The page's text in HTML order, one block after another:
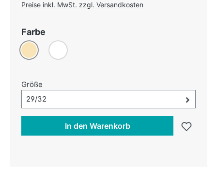
Preise inkl. MwSt. zzgl. Versandkosten
Farbe
Beige Weiß
Größe
Größe-Auswahl öffnen, aktuell ausgewählt:
29/32
In den Warenkorb